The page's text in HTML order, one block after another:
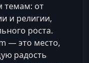
темам: от
и религии,
роста.
— это место,
радость